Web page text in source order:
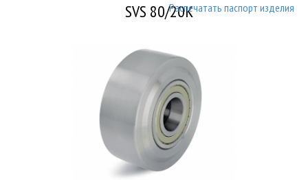
SVS 80/20KРаспечатать паспорт изделия